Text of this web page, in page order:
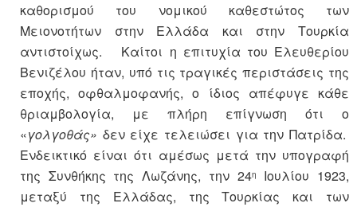
καθορισμού του νομικού καθεστώτος των
Μειονοτήτων στην Ελλάδα και στην Τουρκία
αντιστοίχως. Καίτοι η επιτυχία του Ελευθερίου
Βενιζέλου ήταν, υπό τις τραγικές περιστάσεις της
εποχής, οφθαλμοφανής, ο ίδιος απέφυγε κάθε
θριαμβολογία, με πλήρη επίγνωση ότι ο
«γολγοθάς» δεν είχε τελειώσει για την Πατρίδα.
Ενδεικτικό είναι ότι αμέσως μετά την υπογραφή
της Συνθήκης της Λωζάνης, την 24η
Ιουλίου 1923,
μεταξύ της Ελλάδας, της Τουρκίας και των